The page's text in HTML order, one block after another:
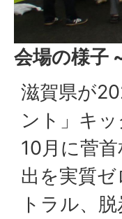
会場の様子
滋賀県が
ント」キ
10月に菅
出を実質
トラル、